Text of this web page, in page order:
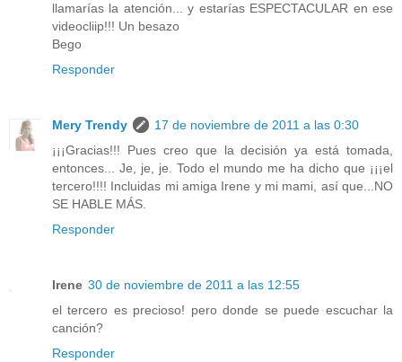
llamarías la atención... y estarías ESPECTACULAR en ese
videocliip!!! Un besazo
Bego
Responder
Mery Trendy
17 de noviembre de 2011 a las 0:30
¡¡¡Gracias!!! Pues creo que la decisión ya está tomada,
entonces... Je, je, je. Todo el mundo me ha dicho que ¡¡¡el
tercero!!!! Incluidas mi amiga Irene y mi mami, así que...NO
SE HABLE MÁS.
Responder
Irene 30 de noviembre de 2011 a las 12:55
el tercero es precioso! pero donde se puede escuchar la
canción?
Responder